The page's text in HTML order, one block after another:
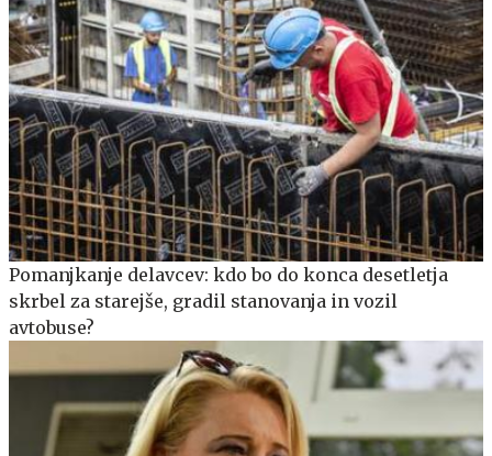
Pomanjkanje delavcev: kdo bo do konca desetletja
skrbel za starejše, gradil stanovanja in vozil
avtobuse?